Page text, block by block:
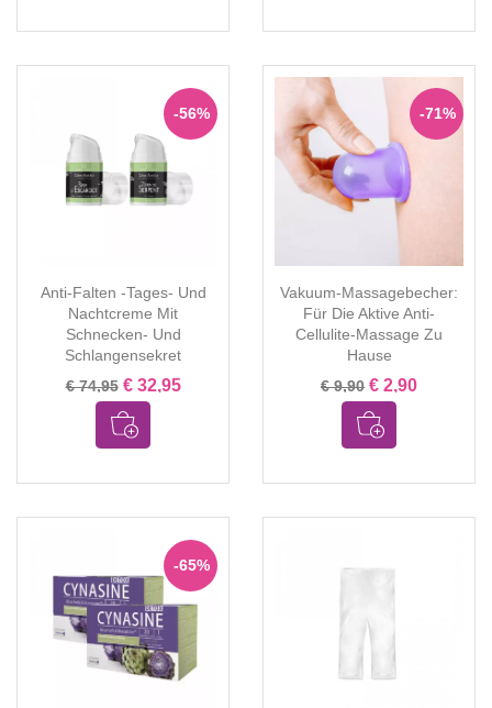
Anti-Falten -Tages- Und
Nachtcreme Mit
Schnecken- Und
Schlangensekret
€ 74,95 € 32,95
-56%
Vakuum-Massagebecher:
Für Die Aktive Anti-
Cellulite-Massage Zu
Hause
€ 9,90 € 2,90
-71%
-65%